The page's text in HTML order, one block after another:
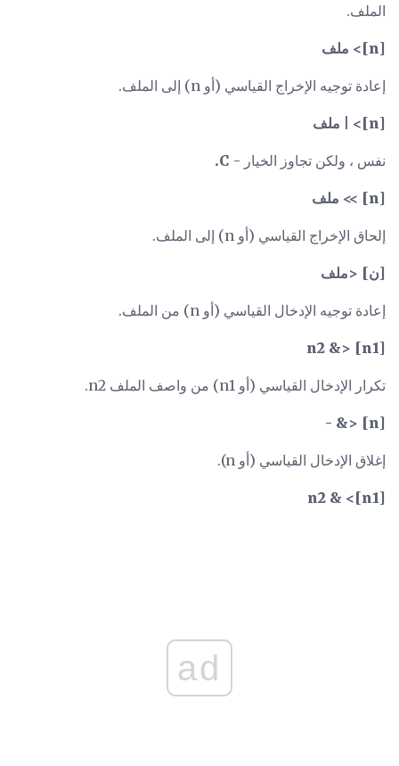
الملف.
[n]> ملف
إعادة توجيه الإخراج القياسي (أو n) إلى الملف.
[n]> | ملف
نفس ، ولكن تجاوز الخيار - C.
[n] >> ملف
إلحاق الإخراج القياسي (أو n) إلى الملف.
[ن] <ملف
إعادة توجيه الإدخال القياسي (أو n) من الملف.
[n1] <& n2
تكرار الإدخال القياسي (أو n1) من واصف الملف n2.
[n] <& -
إغلاق الإدخال القياسي (أو n).
[n1]> & n2
ad